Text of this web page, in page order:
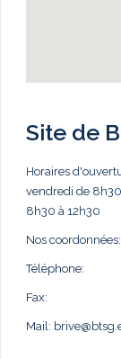
Site de
Horaires
vendredi de
8h30 à 12h30
Nos coordonnées:
Téléphone:
Fax:
Mail: